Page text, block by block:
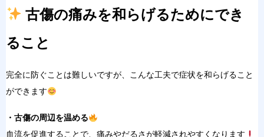
古傷の痛みを和らげるためにでき
ること
完全に防ぐことは難 しいですが、こんな工夫で症状を和らげること
ができます
・古傷の周辺を温める
血流を促進することで、痛みやだるさが軽減されやすくなります